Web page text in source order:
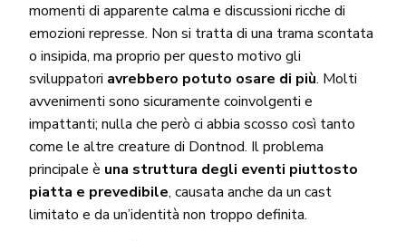
momenti di apparente calma e discussioni ricche di
emozioni represse. Non si tratta di una trama scontata
o insipida, ma proprio per questo motivo gli
sviluppatori avrebbero potuto osare di più. Molti
avvenimenti sono sicuramente coinvolgenti e
impattanti; nulla che però ci abbia scosso così tanto
come le altre creature di Dontnod. Il problema
principale è una struttura degli eventi piuttosto
piatta e prevedibile, causata anche da un cast
limitato e da un’identità non troppo definita.